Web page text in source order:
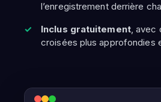
l’enregistrement derrière
Inclus gratuitement, avec
croisées plus approfondies